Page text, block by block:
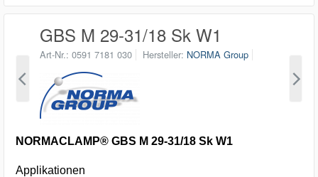
GBS M 29-31/18 Sk W1
Art-Nr. 0591 7181 030 Hersteller NORMA Group
NORMACLAMP® GBS M 29-31/18 Sk W1
Applikationen